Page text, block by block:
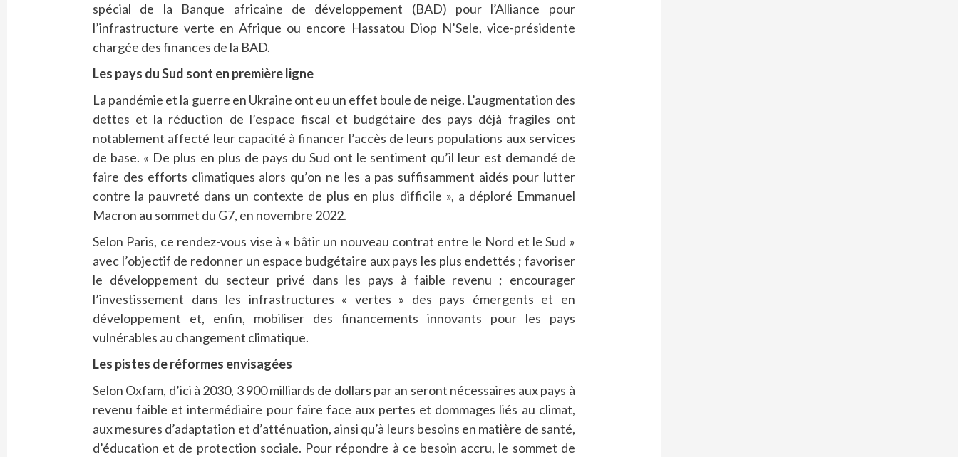
spécial de la Banque africaine de développement (BAD) pour l’Alliance pour
l’infrastructure verte en Afrique ou encore Hassatou Diop N’Sele, vice-présidente
chargée des finances de la BAD.
Les pays du Sud sont en première ligne
La pandémie et la guerre en Ukraine ont eu un effet boule de neige. L’augmentation des
dettes et la réduction de l’espace fiscal et budgétaire des pays déjà fragiles ont
notablement affecté leur capacité à financer l’accès de leurs populations aux services
de base. « De plus en plus de pays du Sud ont le sentiment qu’il leur est demandé de
faire des efforts climatiques alors qu’on ne les a pas suffisamment aidés pour lutter
contre la pauvreté dans un contexte de plus en plus difficile », a déploré Emmanuel
Macron au sommet du G7, en novembre 2022.
Selon Paris, ce rendez-vous vise à « bâtir un nouveau contrat entre le Nord et le Sud »
avec l’objectif de redonner un espace budgétaire aux pays les plus endettés ; favoriser
le développement du secteur privé dans les pays à faible revenu ; encourager
l’investissement dans les infrastructures « vertes » des pays émergents et en
développement et, enfin, mobiliser des financements innovants pour les pays
vulnérables au changement climatique.
Les pistes de réformes envisagées
Selon Oxfam, d’ici à 2030, 3 900 milliards de dollars par an seront nécessaires aux pays à
revenu faible et intermédiaire pour faire face aux pertes et dommages liés au climat,
aux mesures d’adaptation et d’atténuation, ainsi qu’à leurs besoins en matière de santé,
d’éducation et de protection sociale. Pour répondre à ce besoin accru, le sommet de